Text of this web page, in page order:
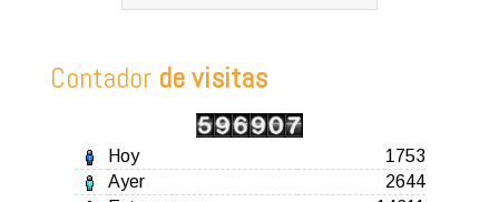
Contador de visitas
Hoy
1753
Ayer
2644